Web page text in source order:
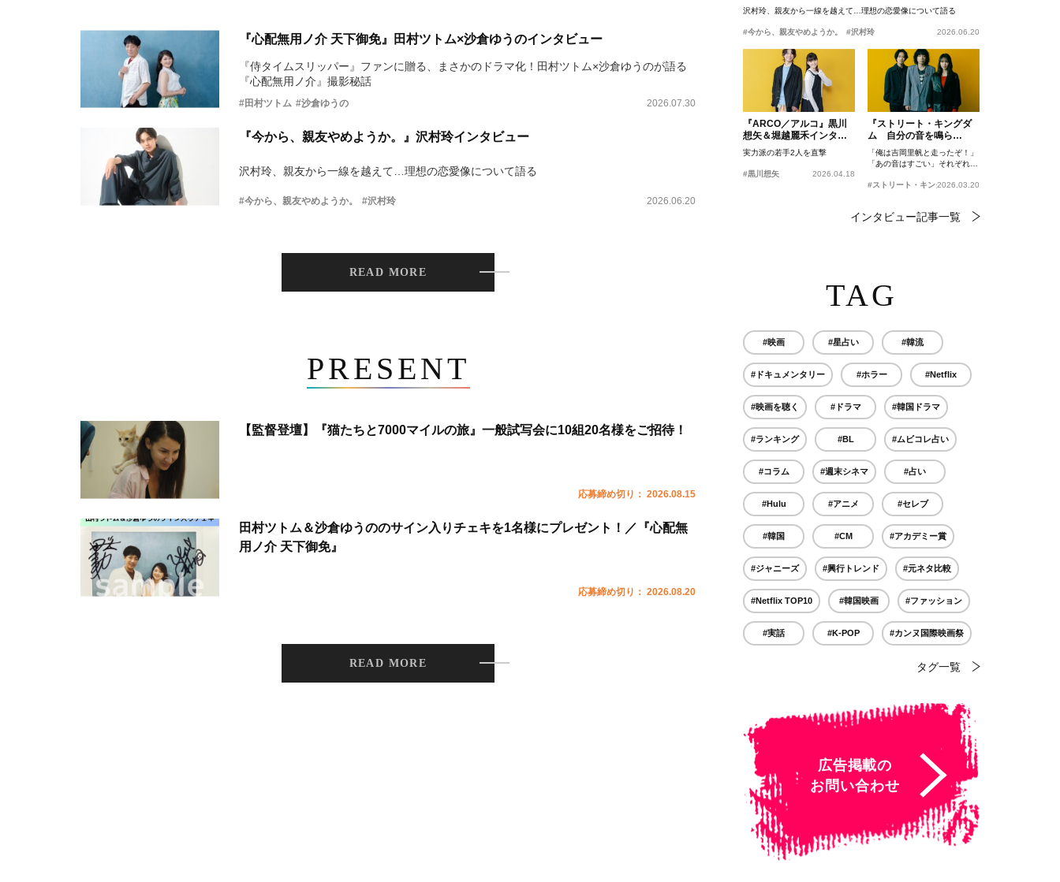
『心配無用ノ介 天下御免』田村ツトム×沙倉ゆうのインタビュー
『侍タイムスリッパー』ファンに贈る、まさかのドラマ化！田村ツトム×沙倉ゆうのが語る
『心配無用ノ介』撮影秘話
#田村ツトム #沙倉ゆうの 2026.07.30
『今から、親友やめようか。』沢村玲インタビュー
沢村玲、親友から一線を越えて…理想の恋愛像について語る
#今から、親友やめようか。 #沢村玲 2026.06.20
READ MORE
PRESENT
【監督登壇】『猫たちと7000マイルの旅』一般試写会に10組20名様をご招待！
応募締め切り： 2026.08.15
田村ツトム＆沙倉ゆうののサイン入りチェキを1名様にプレゼント！／『心配無
用ノ介 天下御免』
応募締め切り： 2026.08.20
READ MORE
沢村玲、親友から一線を越えて…理想の恋愛像について語る
#今から、親友やめようか。 #沢村玲 2026.06.20
『ARCO／アルコ』黒川
想矢＆堀越麗禾インタビ
ュー
実力派の若手2人を直撃
#黒川想矢 2026.04.18
『ストリート・キングダ
ム 自分の音を鳴ら
せ。』峯田和伸、若葉竜
也、吉岡里帆インタビュ
ー
「俺は吉岡里帆と走ったぞ！」
「あの音はすごい」それぞれの
#ストリート・キングダム 自分の音を鳴らせ。
2026.03.20
インタビュー記事一覧
TAG
#映画 #星占い #韓流
#ドキュメンタリー #ホラー #Netflix
#映画を聴く #ドラマ #韓国ドラマ
#ランキング #BL #ムビコレ占い
#コラム #週末シネマ #占い
#Hulu #アニメ #セレブ
#韓国 #CM #アカデミー賞
#ジャニーズ #興行トレンド #元ネタ比較
#Netflix TOP10 #韓国映画 #ファッション
#実話 #K-POP #カンヌ国際映画祭
タグ一覧
広告掲載の
お問い合わせ